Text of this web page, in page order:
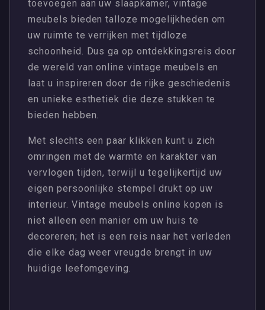
toevoegen aan uw slaapkamer, vintage
meubels bieden talloze mogelijkheden om
uw ruimte te verrijken met tijdloze
schoonheid. Dus ga op ontdekkingsreis door
de wereld van online vintage meubels en
laat u inspireren door de rijke geschiedenis
en unieke esthetiek die deze stukken te
bieden hebben.
Met slechts een paar klikken kunt u zich
omringen met de warmte en karakter van
vervlogen tijden, terwijl u tegelijkertijd uw
eigen persoonlijke stempel drukt op uw
interieur. Vintage meubels online kopen is
niet alleen een manier om uw huis te
decoreren; het is een reis naar het verleden
die elke dag weer vreugde brengt in uw
huidige leefomgeving.